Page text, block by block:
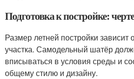
Подготовка к постройке:
Размер летней постройки зависит
участка. Самодельный шатёр
вписываться в условия среды и
общему стилю и дизайну.